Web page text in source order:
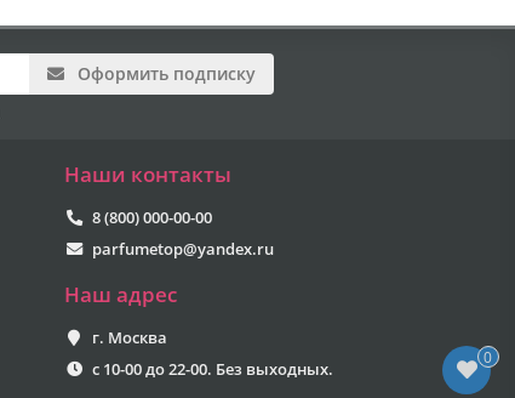
Оформить подписку
Наши контакты
8 (800) 000-00-00
parfumetop@yandex.ru
Наш адрес
г. Москва
с 10-00 до 22-00. Без выходных.
0